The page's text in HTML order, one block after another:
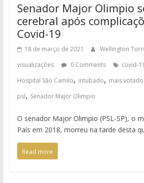
Senador Major Olimpio
cerebral após
Covid-19
18 de março de 2021 Wellington
visualizações
0 Comments covid-
Hospital São Camilo, intubado, mais votado
psl, Senador Major Olimpio
O senador Major Olimpio (PSL-SP), o
País em 2018, morreu na tarde desta
Read more